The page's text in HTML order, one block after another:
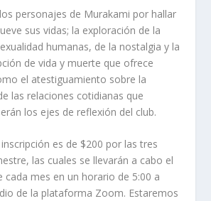
personajes de Murakami por hallar
sus vidas; la exploración de la
humanas, de la nostalgia y la
de vida y muerte que ofrece
el atestiguamiento sobre la
las relaciones cotidianas que
los ejes de reflexión del club.
es de $200 por las tres
las cuales se llevarán a cabo el
cada mes en un horario de 5:00 a
de la plataforma Zoom. Estaremos